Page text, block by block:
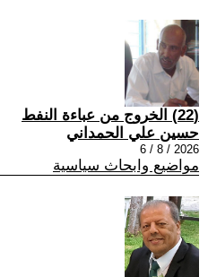
(22) الخروج من عباءة النفط
حسين علي الحمداني
2026 / 8 / 6
مواضيع وابحاث سياسية